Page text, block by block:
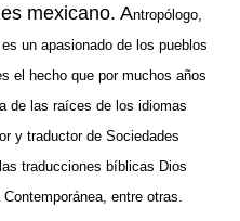
mexicano. Antropólogo,
un apasionado de los pueblos
el hecho que por muchos años
de las raíces de los idiomas
y traductor de Sociedades
traducciones bíblicas Dios
entre otras.